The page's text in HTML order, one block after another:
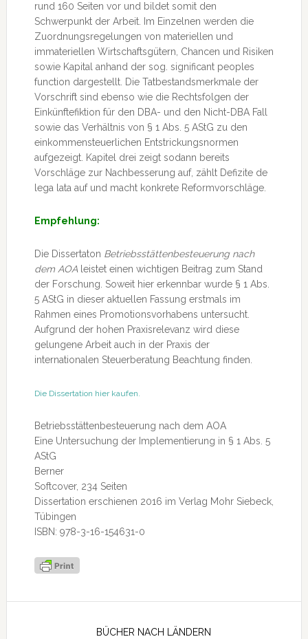
rund 160 Seiten vor und bildet somit den
Schwerpunkt der Arbeit. Im Einzelnen werden die
Zuordnungsregelungen von materiellen und
immateriellen Wirtschaftsgütern, Chancen und Risiken
sowie Kapital anhand der sog. significant peoples
function dargestellt. Die Tatbestandsmerkmale der
Vorschrift sind ebenso wie die Rechtsfolgen der
Einkünftefiktion für den DBA- und den Nicht-DBA Fall
sowie das Verhältnis von § 1 Abs. 5 AStG zu den
einkommensteuerlichen Entstrickungsnormen
aufgezeigt. Kapitel drei zeigt sodann bereits
Vorschläge zur Nachbesserung auf, zählt Defizite de
lega lata auf und macht konkrete Reformvorschläge.
Empfehlung:
Die Dissertaton Betriebsstättenbesteuerung nach
dem AOAleistet einen wichtigen Beitrag zum Stand
der Forschung. Soweit hier erkennbar wurde § 1 Abs.
5 AStG in dieser aktuellen Fassung erstmals im
Rahmen eines Promotionsvorhabens untersucht.
Aufgrund der hohen Praxisrelevanz wird diese
gelungene Arbeit auch in der Praxis der
internationalen Steuerberatung Beachtung finden.
Die Dissertation hier kaufen.
Betriebsstättenbesteuerung nach dem AOA
Eine Untersuchung der Implementierung in § 1 Abs. 5
AStG
Berner
Softcover, 234 Seiten
Dissertation erschienen 2016 im Verlag Mohr Siebeck,
Tübingen
ISBN: 978-3-16-154631-0
BÜCHER NACH LÄNDERN